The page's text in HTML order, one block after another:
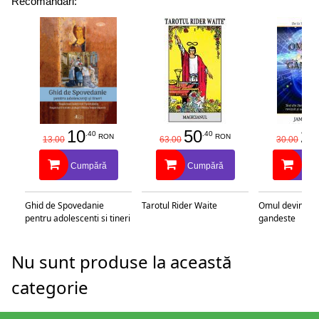
13.00 10.40 RON
Cumpără
Ghid de Spovedanie
pentru adolescenti si tineri
63.00 50.40 RON
Cumpără
Tarotul Rider Waite
30.00 25
Omul devine
gandeste
Nu sunt produse la această
categorie